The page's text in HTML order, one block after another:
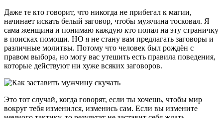
Даже те кто говорит, что никогда не прибегал к магии,
начинает искать белый заговор, чтобы мужчина тосковал. Я
сама женщина и понимаю каждую кто попал на эту страничку
в поисках помощи. НО я не стану вам предлагать заговоры и
различные молитвы. Потому что человек был рождён с
правом выбора, но могу вас утешить есть правила поведения,
которые действуют ни хуже всяких заговоров.
Это тот случай, когда говорят, если ты хочешь, чтобы мир
вокруг тебя изменился, изменись сам. Если вы измените